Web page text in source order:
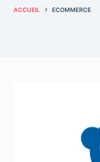
ACCUEIL ECOMMERCE